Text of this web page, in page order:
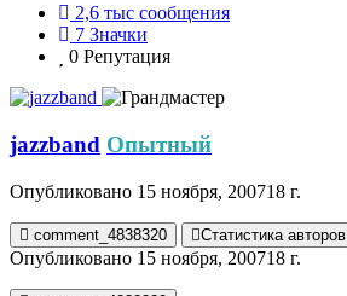
2,6 тыс сообщения
7 Значки
0 Репутация
jazzband Опытный
Опубликовано 15 ноября, 200718 г.
comment_4838320 Статистика авторов
Опубликовано 15 ноября, 200718 г.